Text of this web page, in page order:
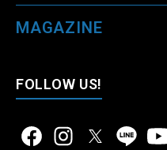
MAGAZINE
FOLLOW US!